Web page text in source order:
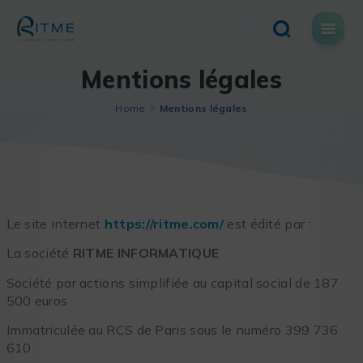
content
Mentions légales
Home Mentions légales
Le site internet https://ritme.com/ est édité par :
La société RITME INFORMATIQUE
Société par actions simplifiée au capital social de 187
500 euros
Immatriculée au RCS de Paris sous le numéro 399 736
610